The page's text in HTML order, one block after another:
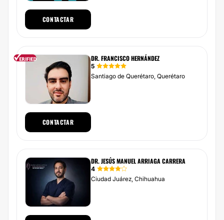
CONTACTAR
DR. FRANCISCO HERNÁNDEZ
5
Santiago de Querétaro, Querétaro
CONTACTAR
DR. JESÚS MANUEL ARRIAGA CARRERA
4
Ciudad Juárez, Chihuahua